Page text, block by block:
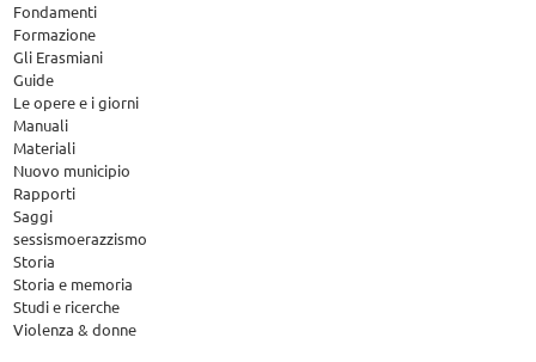
Fondamenti
Formazione
Gli Erasmiani
Guide
Le opere e i giorni
Manuali
Materiali
Nuovo municipio
Rapporti
Saggi
sessismoerazzismo
Storia
Storia e memoria
Studi e ricerche
Violenza & donne